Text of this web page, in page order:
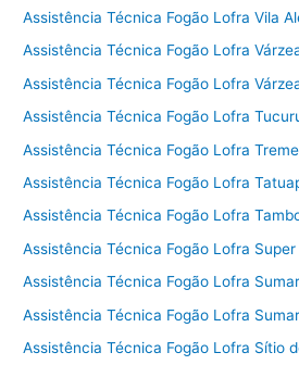
Assistência Técnica Fogão Lofra Vila
Assistência Técnica Fogão Lofra
Assistência Técnica Fogão Lofra
Assistência Técnica Fogão Lofra
Assistência Técnica Fogão Lofra
Assistência Técnica Fogão Lofra
Assistência Técnica Fogão Lofra
Assistência Técnica Fogão Lofra
Assistência Técnica Fogão Lofra
Assistência Técnica Fogão Lofra
Assistência Técnica Fogão Lofra Sítio